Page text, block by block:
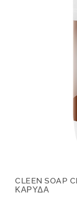
CLEEN SOAP
ΚΑΡΥΔΑ